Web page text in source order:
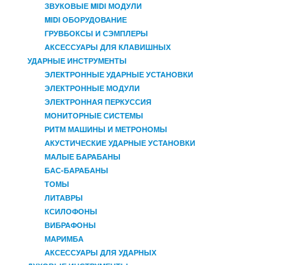
ЗВУКОВЫЕ MIDI МОДУЛИ
MIDI ОБОРУДОВАНИЕ
ГРУВБОКСЫ И СЭМПЛЕРЫ
АКСЕССУАРЫ ДЛЯ КЛАВИШНЫХ
УДАРНЫЕ ИНСТРУМЕНТЫ
ЭЛЕКТРОННЫЕ УДАРНЫЕ УСТАНОВКИ
ЭЛЕКТРОННЫЕ МОДУЛИ
ЭЛЕКТРОННАЯ ПЕРКУССИЯ
МОНИТОРНЫЕ СИСТЕМЫ
РИТМ МАШИНЫ И МЕТРОНОМЫ
АКУСТИЧЕСКИЕ УДАРНЫЕ УСТАНОВКИ
МАЛЫЕ БАРАБАНЫ
БАС-БАРАБАНЫ
ТОМЫ
ЛИТАВРЫ
КСИЛОФОНЫ
ВИБРАФОНЫ
МАРИМБА
АКСЕССУАРЫ ДЛЯ УДАРНЫХ